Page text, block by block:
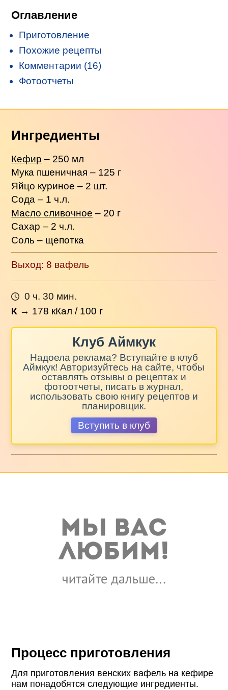
Оглавление
Приготовление
Похожие рецепты
Комментарии (16)
Фотоотчеты
Ингредиенты
Кефир – 250 мл
Мука пшеничная – 125 г
Яйцо куриное – 2 шт.
Сода – 1 ч.л.
Масло сливочное – 20 г
Сахар – 2 ч.л.
Соль – щепотка
Выход: 8 вафель
0 ч. 30 мин.
К → 178 кКал / 100 г
Клуб Аймкук
Надоела реклама? Вступайте в клуб
Аймкук! Авторизуйтесь на сайте, чтобы
оставлять отзывы о рецептах и
фотоотчеты, писать в журнал,
использовать свою книгу рецептов и
планировщик.
Вступить в клуб
Процесс приготовления
Для приготовления венских вафель на кефире
нам понадобятся следующие ингредиенты.